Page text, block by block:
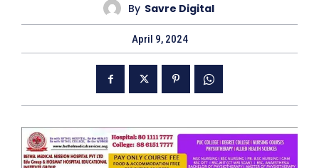
By Savre Digital
April 9, 2024